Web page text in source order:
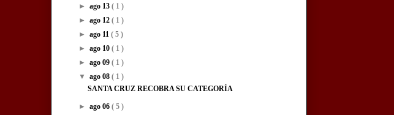
► ago 13 ( 1 )
► ago 12 ( 1 )
► ago 11 ( 5 )
► ago 10 ( 1 )
► ago 09 ( 1 )
▼ ago 08 ( 1 )
SANTA CRUZ RECOBRA SU CATEGORÍA
► ago 06 ( 5 )